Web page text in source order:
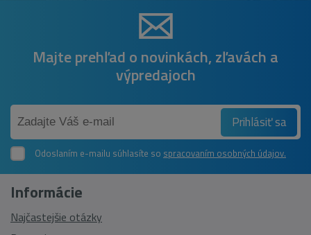
Majte prehľad o novinkách, zľavách a
výpredajoch
Prihlásiť sa
Odoslaním e-mailu súhlasíte so spracovaním osobných údajov.
Informácie
Najčastejšie otázky